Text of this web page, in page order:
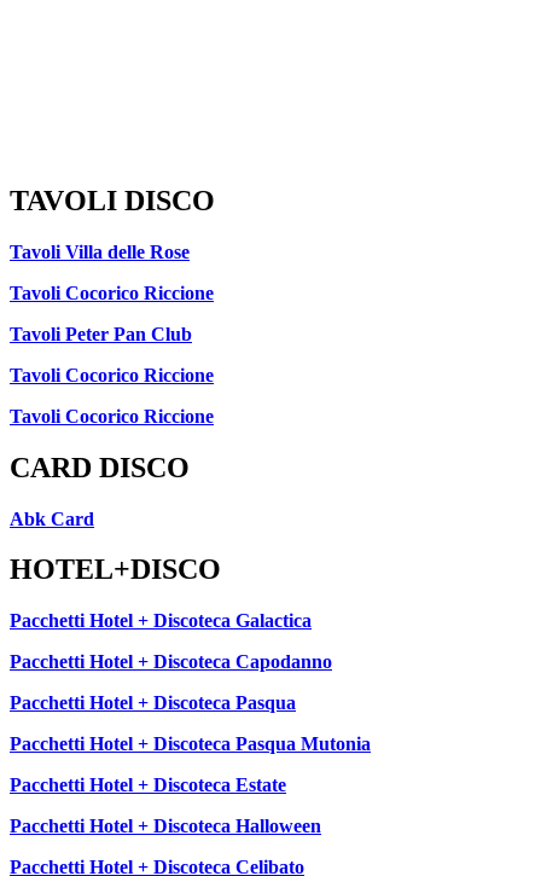
TAVOLI DISCO
Tavoli Villa delle Rose
Tavoli Cocorico Riccione
Tavoli Peter Pan Club
Tavoli Cocorico Riccione
Tavoli Cocorico Riccione
CARD DISCO
Abk Card
HOTEL+DISCO
Pacchetti Hotel + Discoteca Galactica
Pacchetti Hotel + Discoteca Capodanno
Pacchetti Hotel + Discoteca Pasqua
Pacchetti Hotel + Discoteca Pasqua Mutonia
Pacchetti Hotel + Discoteca Estate
Pacchetti Hotel + Discoteca Halloween
Pacchetti Hotel + Discoteca Celibato